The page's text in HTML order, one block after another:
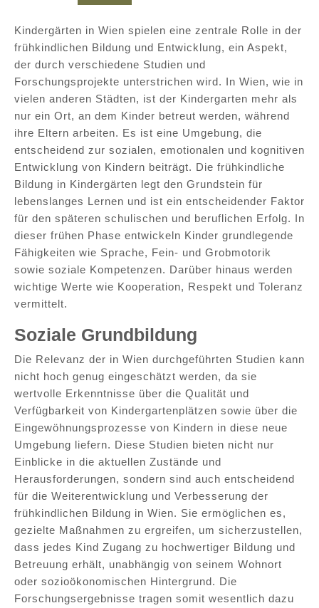
Kindergärten in Wien spielen eine zentrale Rolle in der
frühkindlichen Bildung und Entwicklung, ein Aspekt,
der durch verschiedene Studien und
Forschungsprojekte unterstrichen wird. In Wien, wie in
vielen anderen Städten, ist der Kindergarten mehr als
nur ein Ort, an dem Kinder betreut werden, während
ihre Eltern arbeiten. Es ist eine Umgebung, die
entscheidend zur sozialen, emotionalen und kognitiven
Entwicklung von Kindern beiträgt. Die frühkindliche
Bildung in Kindergärten legt den Grundstein für
lebenslanges Lernen und ist ein entscheidender Faktor
für den späteren schulischen und beruflichen Erfolg. In
dieser frühen Phase entwickeln Kinder grundlegende
Fähigkeiten wie Sprache, Fein- und Grobmotorik
sowie soziale Kompetenzen. Darüber hinaus werden
wichtige Werte wie Kooperation, Respekt und Toleranz
vermittelt.
Soziale Grundbildung
Die Relevanz der in Wien durchgeführten Studien kann
nicht hoch genug eingeschätzt werden, da sie
wertvolle Erkenntnisse über die Qualität und
Verfügbarkeit von Kindergartenplätzen sowie über die
Eingewöhnungsprozesse von Kindern in diese neue
Umgebung liefern. Diese Studien bieten nicht nur
Einblicke in die aktuellen Zustände und
Herausforderungen, sondern sind auch entscheidend
für die Weiterentwicklung und Verbesserung der
frühkindlichen Bildung in Wien. Sie ermöglichen es,
gezielte Maßnahmen zu ergreifen, um sicherzustellen,
dass jedes Kind Zugang zu hochwertiger Bildung und
Betreuung erhält, unabhängig von seinem Wohnort
oder sozioökonomischen Hintergrund. Die
Forschungsergebnisse tragen somit wesentlich dazu